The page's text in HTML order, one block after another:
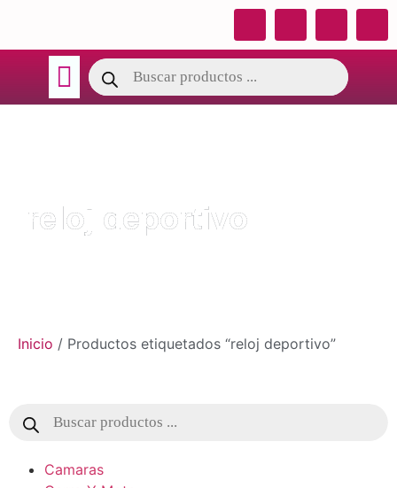
reloj deportivo
Inicio / Productos etiquetados “reloj deportivo”
Camaras